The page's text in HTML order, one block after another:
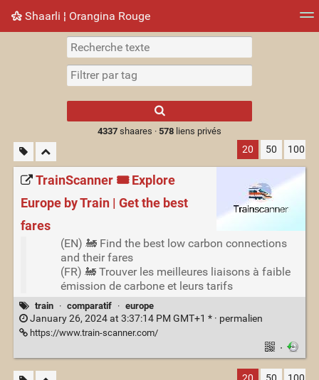
Shaarli ¦ Orangina Rouge
Nuage de tags Mur d'images
results.
4337shaares · 578liens privés
20 50 100
TrainScanner 🎟️ Explore
Europe by Train | Get the best
fares
(EN) 🚂 Find the best low carbon connections
and their fares
(FR) 🚂 Trouver les meilleures liaisons à faible
émission de carbone et leurs tarifs
train · comparatif · europe
January 26, 2024 at 3:37:14 PM GMT+1 * · permalien
https://www.train-scanner.com/
·